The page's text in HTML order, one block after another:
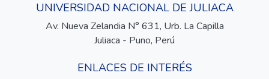
UNIVERSIDAD NACIONAL DE JULIACA
Av. Nueva Zelandia N° 631, Urb. La Capilla
Juliaca - Puno, Perú
ENLACES DE INTERÉS